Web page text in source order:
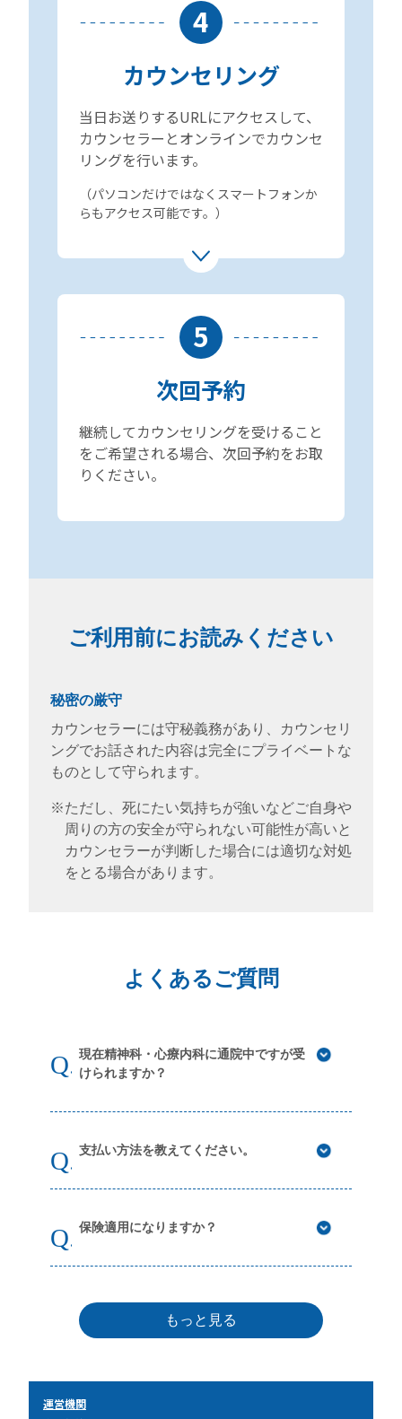
4
カウンセリング
当日お送りするURLにアクセスして、
カウンセラーとオンラインでカウンセ
リングを行います。
（パソコンだけではなくスマートフォンか
らもアクセス可能です。）
5
次回予約
継続してカウンセリングを受けること
をご希望される場合、次回予約をお取
りください。
ご利用前にお読みください
秘密の厳守
カウンセラーには守秘義務があり、カウンセリ
ングでお話された内容は完全にプライベートな
ものとして守られます。
※ただし、死にたい気持ちが強いなどご自身や
周りの方の安全が守られない可能性が高いと
カウンセラーが判断した場合には適切な対処
をとる場合があります。
よくあるご質問
現在精神科・心療内科に通院中ですが受
けられますか？
支払い方法を教えてください。
保険適用になりますか？
もっと見る
運営機関